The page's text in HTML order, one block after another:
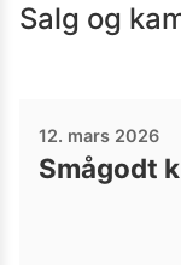
Salg og
12. mars 2026
Smågodt